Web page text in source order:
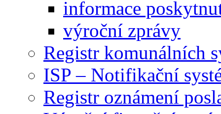
informace
výroční zprávy
Registr komunálních
ISP – Notifikační
Registr oznámení